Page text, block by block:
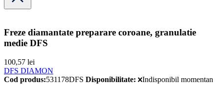
Freze diamantate preparare coroane, granulatie
medie DFS
100,57 lei
DFS DIAMON
Cod produs:531178DFS Disponibilitate:
Indisponibil momentan